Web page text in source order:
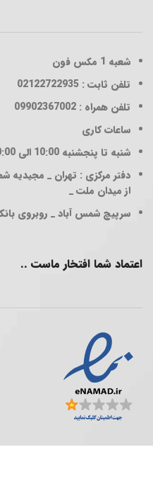
شعبه 1
مکس فون
تلفن ثابت : 02122722935
تلفن همراه : 09902367002
ساعات کاری
شنبه تا پنجشنبه 10:00 الی 20:00
دفتر مرکزی : تهران _ مجیدیه
از میدان ملت _
سرپیچ شمس آباد _ روبروی بانک
اعتماد شما افتخار ماست ..